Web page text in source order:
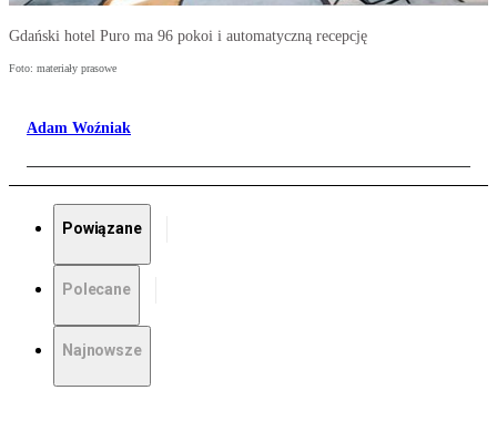
Gdański hotel Puro ma 96 pokoi i automatyczną recepcję
Foto: materiały prasowe
Adam Woźniak
Powiązane
Polecane
Najnowsze